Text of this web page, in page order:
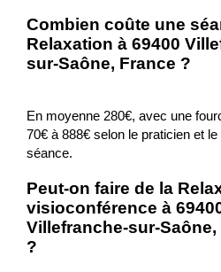
Combien coûte une
Relaxation à 69400
sur-Saône, France ?
En moyenne 280€, avec une
70€ à 888€ selon le praticien et le
séance.
Peut-on faire de la
visioconférence à
Villefranche-sur-Saône,
?